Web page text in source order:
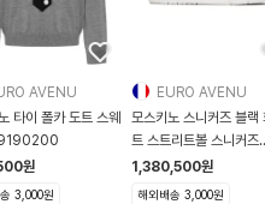
AVENU
타이 폴카 도트 스웨
원
3,000원
EURO AVENU
모스키노 스니커즈 블랙 화이
트 스트리트볼 스니커즈
261720
1,380,500원
해외배송 3,000원